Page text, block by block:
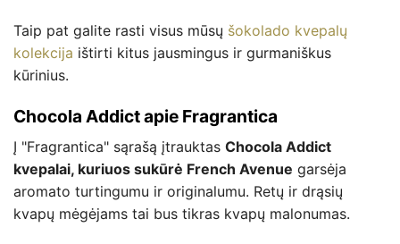
Taip pat galite rasti visus mūsų šokolado kvepalų
kolekcija ištirti kitus jausmingus ir gurmaniškus
kūrinius.
Chocola Addict apie Fragrantica
Į "Fragrantica" sąrašą įtrauktas Chocola Addict
kvepalai, kuriuos sukūrė French Avenue garsėja
aromato turtingumu ir originalumu. Retų ir drąsių
kvapų mėgėjams tai bus tikras kvapų malonumas.